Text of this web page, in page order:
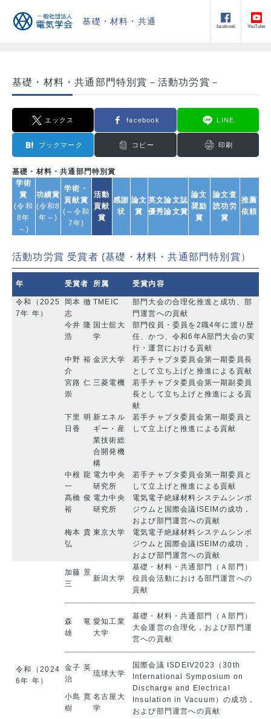
基礎・材料・共通
facebook YouTube
基礎・材料・共通部門特別賞－活動功労賞－
エックス facebook LINE
ブックマーク コピー 印刷
基礎・材料・共通部門特別賞
学術
賞
(令和
8年
～)
功績賞
(令和8
年～)
学術・
貢献賞
(～令和
7年)
活動
貢献
賞
感謝
状
論文
賞
英文論文誌
優秀論文賞
論文
奨励
賞
論文査
読功労
賞
推薦
依頼
活動功労賞 受賞者 (基礎・材料・共通部門特別賞 ）
年 受賞者 所属 受賞内容
令和
7年
（2025
年）
岡本 徹
志
TMEIC
部門大会の合理化推進と成功、部
門運営への貢献
今井 隆
浩
国士舘大
学
部門役員・委員を2職4年に渡り歴
任、かつ、令和6年A部門大会の実
行・運営における貢献
中野 裕
介
金沢大学
若手チャプタ委員会第一期委員長
として立ち上げと推進による貢献
宮路 仁
崇
三菱電機
若手チャプタ委員会第一期副委員
長として立ち上げと推進による貢
献
下里 明
日香
新エネル
ギー・産
業技術総
合開発機
構
若手チャプタ委員会第一期委員と
して立上げと推進による貢献
中根 龍
一
電力中央
研究所
若手チャプタ委員会第一期委員と
して立上げと推進による貢献
髙橋 俊
裕
電力中央
研究所
電気電子絶縁材料システムシンポ
ジウムと国際会議ISEIMの成功，
および部門運営への貢献
梅本 貴
弘
東京大学
電気電子絶縁材料システムシンポ
ジウムと国際会議ISEIMの成功，
および部門運営への貢献
令和
6年
（2024
年）
加藤 景
三
新潟大学
基礎・材料・共通部門（Ａ部門）
役員会活動における部門運営への
貢献
森 竜
雄
愛知工業
大学
基礎・材料・共通部門（Ａ部門）
大会運営の合理化，および部門運
営への貢献
金子 英
治
琉球大学
国際会議 ISDEIV2023（30th
International Symposium on
Discharge and Electrical
Insulation in Vacuum）の成功，
および部門運営への貢献
小島 寛
樹
名古屋大
学